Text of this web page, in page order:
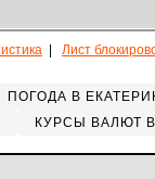
Лист
ПОГОДА В
КУРСЫ ВАЛЮТ